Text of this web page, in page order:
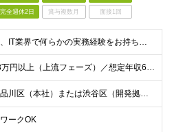
完全週休2日 賞与複数月 面接1回
学歴不問、IT業界で何らかの実務経験をお持ちの方（1年以上） ※ブランクのある方歓迎 ※担当業務/フェーズ/使用言語などは限定せず ※経験年数も限定せず。経験の浅い方からベテランまで歓迎
【月給53万円以上（上流フェーズ）／想定年収636万円以上】 ★詳しくは下記をご参照ください！ ■育成枠採用（職種未経験～経験1年未満／メンター制度適用社員） 月給25万円以上 ※社会人経験、技術
【東京都品川区（本社）または渋谷区（開発拠点）各プロジェクト先の勤務地】 ◎リモート案件も多数のため在宅勤務も可能です！ 常駐・ハイブリッド型・フルリモートなど柔軟に対応しています。 ※転勤はございま
ークOK